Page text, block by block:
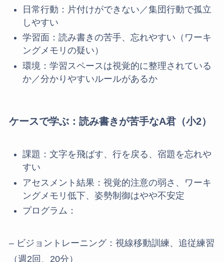
日常行動：片付けができない／集団行動で孤立
しやすい
学習面：読み書きの苦手、忘れやすい（ワーキ
ングメモリの疑い）
環境：学習スペースは視覚的に整理されている
か／分かりやすいルールがあるか
ケースで学ぶ：読み書きが苦手なA君（小2）
課題：文字を飛ばす、行を戻る、宿題を忘れや
すい
アセスメント結果：視覚的注意の弱さ、ワーキ
ングメモリ低下、姿勢制御はやや不安定
プログラム：
– ビジョントレーニング：視線移動訓練、追従練習
（週2回、20分）